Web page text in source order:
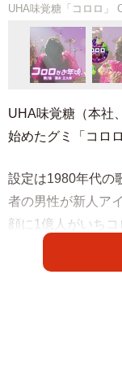
UHA味覚糖「コロロ」
UHA味覚糖（本社
始めたグミ「コロ
設定は1980年代の
者の男性が新人ア
顔に1億人がいちコ
さで鮮烈デビュー